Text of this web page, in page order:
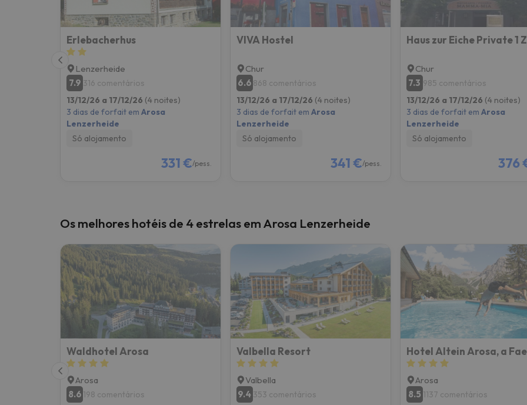
Erlebacherhus
Lenzerheide
7.9 316 comentários
13/12/26 a 17/12/26 (4 noites)
3 dias de forfait em Arosa
Lenzerheide
Só alojamento
331 €/pess.
VIVA Hostel
Chur
6.6 868 comentários
13/12/26 a 17/12/26 (4 noites)
3 dias de forfait em Arosa
Lenzerheide
Só alojamento
341 €/pess.
Chur
7.3 985 comentários
13/12/26 a 17/12/26 (4 noites)
3 dias de forfait em Arosa
Lenzerheide
Só alojamento
376
Os melhores hotéis de 4 estrelas em Arosa Lenzerheide
Waldhotel Arosa
Arosa
8.6 198 comentários
Valbella Resort
Valbella
9.4 353 comentários
Arosa
8.5 1137 comentários